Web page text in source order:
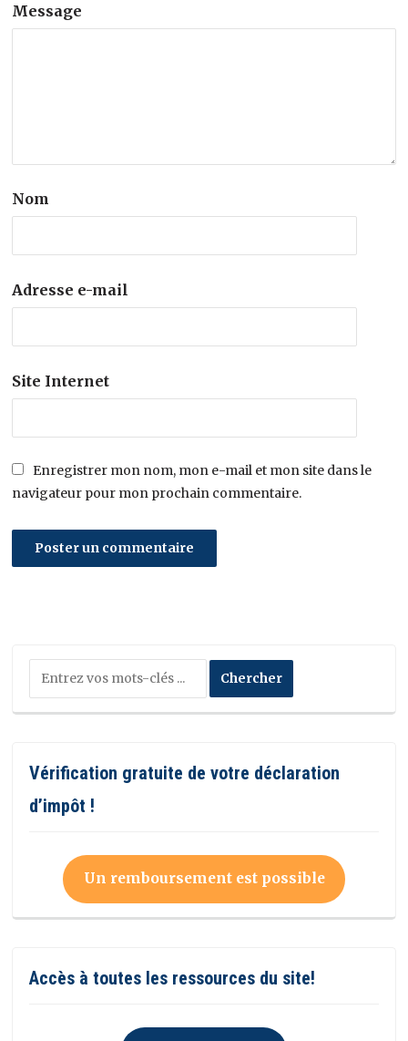
Message
Nom
Adresse e-mail
Site Internet
Enregistrer mon nom, mon e-mail et mon site dans le
navigateur pour mon prochain commentaire.
Vérification gratuite de votre déclaration
d’impôt !
Un remboursement est possible
Accès à toutes les ressources du site!